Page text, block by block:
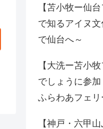
【苫小牧ー仙
で知るアイヌ
で仙台へ～
【大洗ー苫小
でしょうに参
ふらわあフェリ
【神戸・六甲